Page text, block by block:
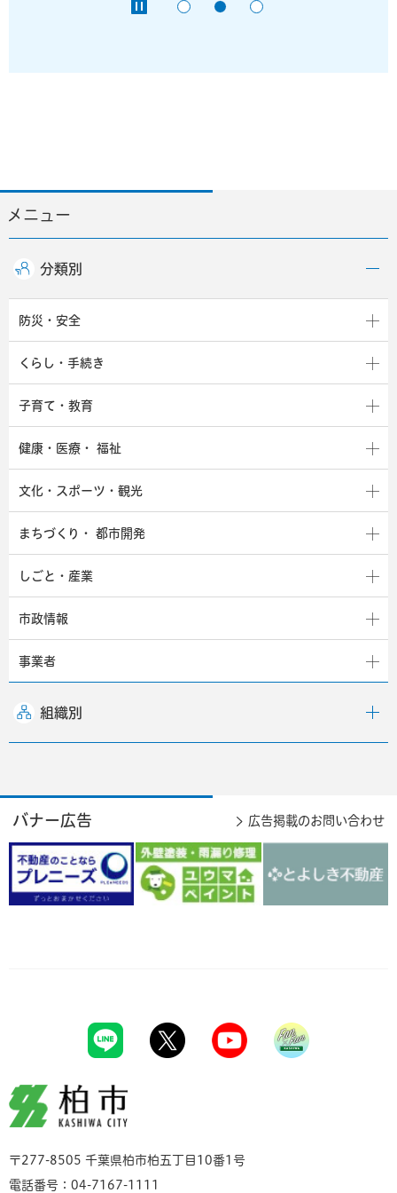
メニュー
分類別
防災・安全
くらし・手続き
子育て・教育
健康・医療・ 福祉
文化・スポーツ・観光
まちづくり・ 都市開発
しごと・産業
市政情報
事業者
組織別
バナー広告 広告掲載のお問い合わせ
柏市
〒277-8505 千葉県柏市柏五丁目10番1号
電話番号：04-7167-1111